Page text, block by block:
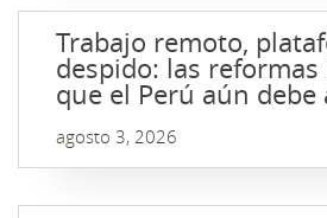
Trabajo remoto,
despido: las reformas
que el Perú aún
agosto 3, 2026